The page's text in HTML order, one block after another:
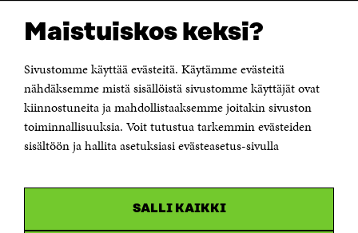
Maistuiskos keksi?
Sivustomme käyttää evästeitä. Käytämme evästeitä
nähdäksemme mistä sisällöistä sivustomme käyttäjät ovat
kiinnostuneita ja mahdollistaaksemme joitakin sivuston
toiminnallisuuksia. Voit tutustua tarkemmin evästeiden
sisältöön ja hallita asetuksiasi evästeasetus-sivulla
SALLI KAIKKI
Suomen itsenäisyyden juhlarahasto Sitra
Itämerenkatu 11-13, PL 160,
00181 Helsinki
Puhelin +358 294 618 991
Sähköpostiosoite
etunimi.sukunimi@sitra.fi tai sitra@sitra.fi